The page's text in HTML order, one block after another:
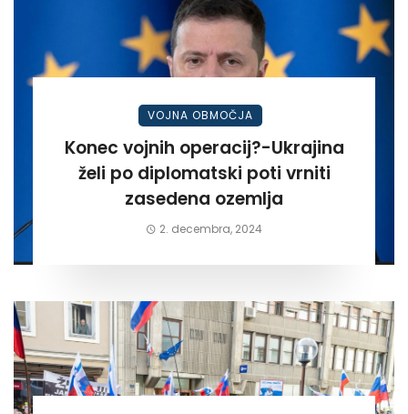
VOJNA OBMOČJA
Konec vojnih operacij?-Ukrajina
želi po diplomatski poti vrniti
zasedena ozemlja
2. decembra, 2024